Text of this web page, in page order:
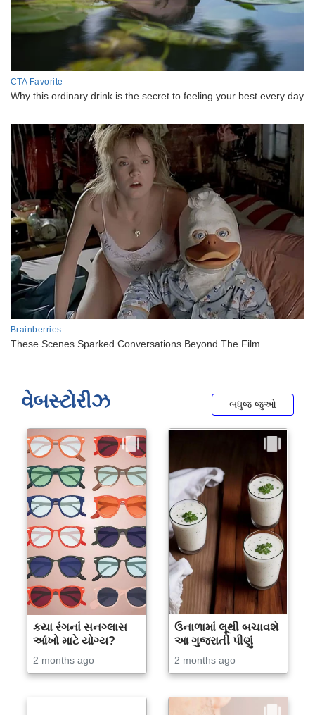
વેબસ્ટોરીઝ બધુજ જુઓ
કયા રંગનાં સનગ્લાસ
આંખો માટે યોગ્ય?
2 months ago
ઉનાળામાં લૂથી બચાવશે
આ ગુજરાતી પીણું
2 months ago